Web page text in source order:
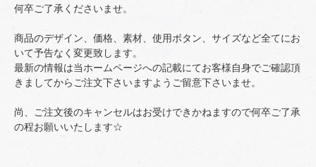
何卒ご了承くださいませ。
商品のデザイン、価格、素材、使用ボタン、サイズなど全てにお
いて予告なく変更致します。
最新の情報は当ホームページへの記載にてお客様自身でご確認頂
きましてからご注文下さいますようご留意下さいませ。
尚、ご注文後のキャンセルはお受けできかねますので何卒ご了承
の程お願いいたします☆